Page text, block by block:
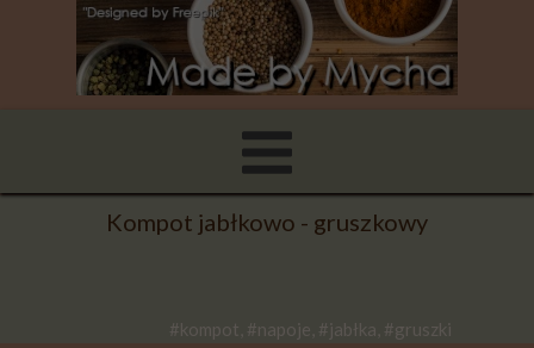
#kompot, #napoje, #jabłka, #gruszki
Kompot jabłkowo - gruszkowy